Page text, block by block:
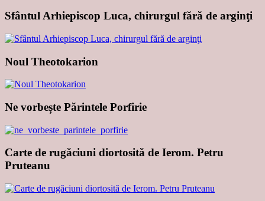
Sfântul Arhiepiscop Luca, chirurgul fără de arginţi
Noul Theotokarion
Ne vorbește Părintele Porfirie
Carte de rugăciuni diortosită de Ierom. Petru
Pruteanu